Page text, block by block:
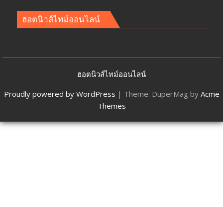
ฮอตนิวส์ไทม์ออนไลน์
ฮอตนิวส์ไทม์ออนไลน์
Proudly powered by WordPress | Theme: DuperMag by Acme
Themes